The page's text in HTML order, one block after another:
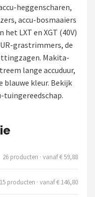
heggenscharen,
accu-bosmaaiers
LXT en XGT (40V)
grastrimmers, de
Makita-
lange accuduur,
blauwe kleur. Bekijk
tuingereedschap.
26 producten · vanaf € 59,88
15 producten · vanaf € 146,80